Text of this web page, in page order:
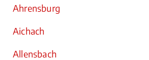
Ahrensburg
Aichach
Allensbach